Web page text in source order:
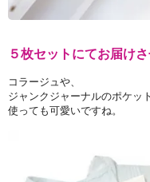
５枚セットにてお届け
コラージュや、
ジャンクジャーナルのポケッ
使っても可愛いですね。